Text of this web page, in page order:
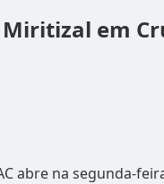
em
abre na segunda-